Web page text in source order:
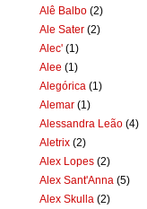
Alê Balbo (2)
Ale Sater (2)
Alec' (1)
Alee (1)
Alegórica (1)
Alemar (1)
Alessandra Leão (4)
Aletrix (2)
Alex Lopes (2)
Alex Sant'Anna (5)
Alex Skulla (2)